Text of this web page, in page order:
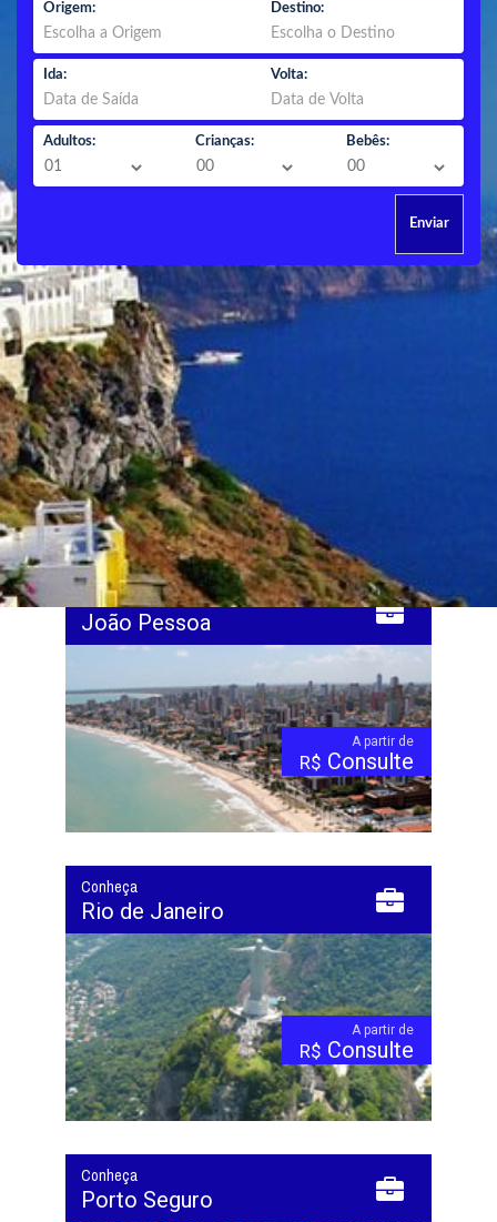
Origem: Destino:
Ida: Volta:
Adultos: Crianças: Bebês:
Enviar
PACOTES NACIONAIS &
INTERNACIONAIS
saindo deSão Paulo,preço por pessoa
Apenas cotação. Valores / disponibilidade sujeitos a alteração. Somente a
emissão garante o valor da tarifa.
Conheça
João Pessoa
A partir de
R$ Consulte
Conheça
Rio de Janeiro
A partir de
R$ Consulte
Conheça
Porto Seguro